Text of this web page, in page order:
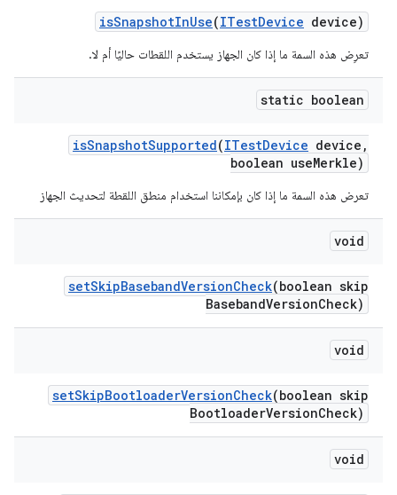
isSnapshotInUse(ITestDevice device)
تعرِض هذه السمة ما إذا كان الجهاز يستخدم اللقطات حاليًا أم لا.
static boolean
isSnapshotSupported(ITestDevice device ,
boolean useMerkle)
تعرض هذه السمة ما إذا كان بإمكاننا استخدام منطق اللقطة لتحديث الجهاز
void
setSkipBasebandVersionCheck(boolean skip
BasebandVersionCheck)
void
setSkipBootloaderVersionCheck(boolean skip
BootloaderVersionCheck)
void